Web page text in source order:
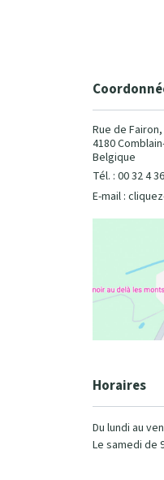
Rue de
4180
Belgique
Tél. : 00 32 4
E-mail :
Horaires
Du lundi au
Le samedi de